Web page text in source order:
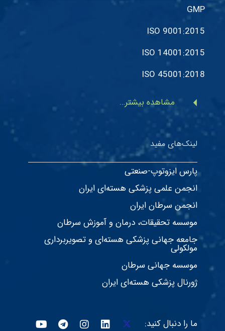
GMP
ISO 9001:2015
ISO 14001:2015
ISO 45001:2018
arrow_left مشاهده بیشتر…
لینک‌های مفید
پارس ایزوتوپ-صنعتی
انجمن علمی پزشکی هسته‌ای ایران
انجمن سرطان ایران
موسسه تحقیقات، درمان و آموزش سرطان
جامعه جهانی پزشکی هسته‌ای و تصویربرداری
مولکولی
موسسه جهانی سرطان
ژورنال پزشکی هسته‌ای ایران
ما را دنبال کنید: